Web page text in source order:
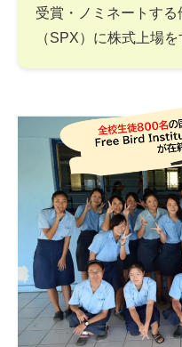
受賞・ノミネートす
（SPX）に株式上場